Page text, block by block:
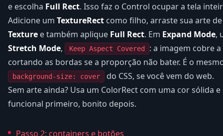
e escolha Full Rect. Isso faz o Control ocupar a tela
Adicione um TextureRect como filho, arraste sua arte
Texture e também aplique Full Rect. Em Expand Mode,
Stretch Mode, Keep Aspect Covered
: a imagem cobre
cortando as bordas se a proporção não bater. É o
background-size: cover
do CSS, se você vem do web.
Sem arte ainda? Usa um ColorRect com uma cor sólida
funcional primeiro, bonito depois.
Passo 2: containers e botões